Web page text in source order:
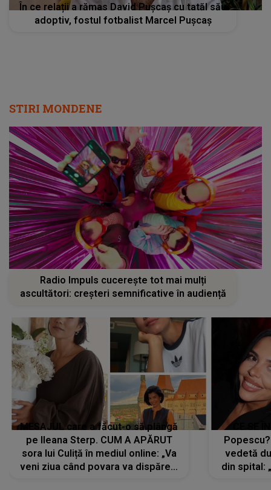
În ce relații a rămas David Pușcaș cu tatăl său
adoptiv, fostul fotbalist Marcel Pușcaș
STIRI MONDENE
Radio Impuls cucerește tot mai mulți
ascultători: creșteri semnificative în audiență
MESAJUL care a făcut-o să plângă
pe Ileana Sterp. CUM A APĂRUT
sora lui Culiță în mediul online: „Va
veni ziua când povara va dispărea,
vedetă
din spital: